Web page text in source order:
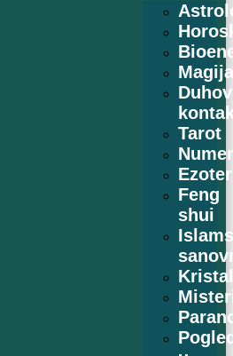
Tarot
Feng
shui